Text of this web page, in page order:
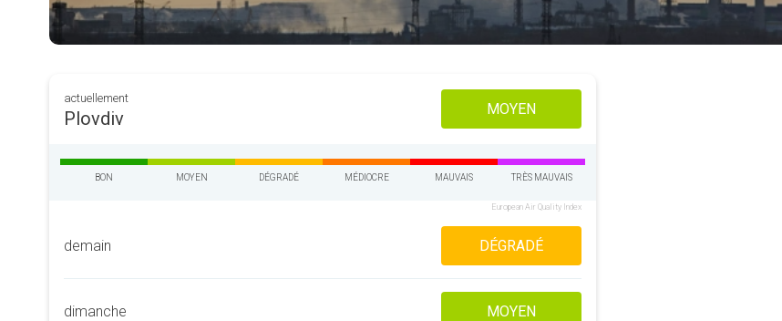
actuellement
Plovdiv MOYEN
BON MOYEN DÉGRADÉ MÉDIOCRE MAUVAIS TRÈS MAUVAIS
European Air Quality Index
demain DÉGRADÉ
dimanche MOYEN